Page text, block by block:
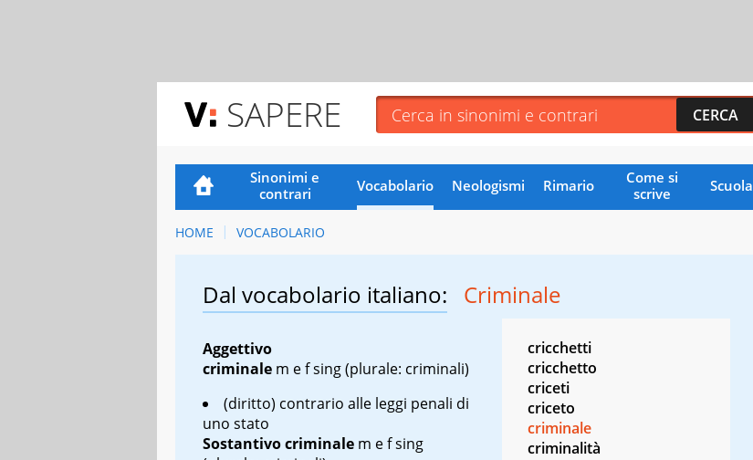
SAPERE
Sinonimi e
contrari
Vocabolario Neologismi Rimario
Come si
scrive
Scuola
HOME VOCABOLARIO
Dal vocabolario italiano: Criminale
Aggettivo
criminale m e f sing(plurale: criminali)
(diritto) contrario alle leggi penali di
uno stato
Sostantivocriminale m e f sing
cricchetti
cricchetto
criceti
criceto
criminale
criminalità